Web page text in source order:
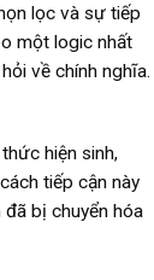
lọc và sự tiếp
một logic nhất
về chính nghĩa.
hiện sinh,
tiếp cận này
bị chuyển hóa